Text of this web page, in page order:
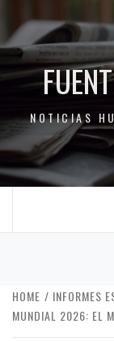
NOTICIAS
HOME INFORMES
MUNDIAL 2026: EL